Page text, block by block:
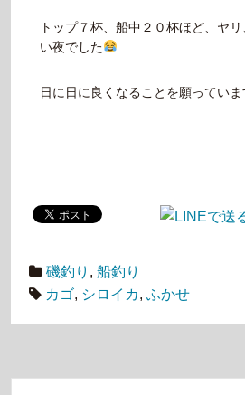
トップ７杯、船中２０杯ほど、ヤ
い夜でした
日に日に良くなることを願っていま
磯釣り , 船釣り
カゴ, シロイカ, ふかせ